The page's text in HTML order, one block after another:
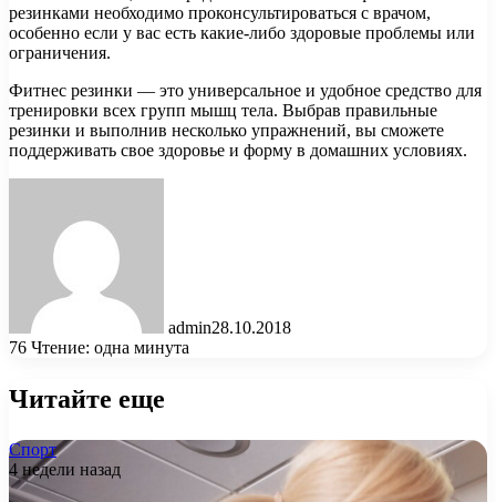
резинками необходимо проконсультироваться с врачом,
особенно если у вас есть какие-либо здоровые проблемы или
ограничения.
Фитнес резинки — это универсальное и удобное средство для
тренировки всех групп мышц тела. Выбрав правильные
резинки и выполнив несколько упражнений, вы сможете
поддерживать свое здоровье и форму в домашних условиях.
admin28.10.2018
76 Чтение: одна минута
Читайте еще
Спорт
4 недели назад